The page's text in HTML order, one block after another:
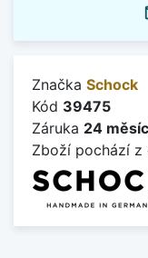
Značka Schock
Kód 39475
Záruka 24
Zboží pochází z